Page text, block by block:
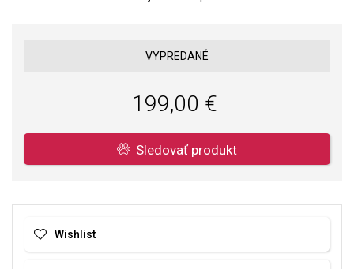
VYPREDANÉ
199,00 €
Sledovať produkt
Wishlist